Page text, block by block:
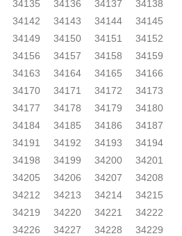
34135 34136 34137
34138
34142 34143 34144
34145
34149 34150 34151
34152
34156 34157 34158
34159
34163 34164 34165
34166
34170 34171 34172
34173
34177 34178 34179
34180
34184 34185 34186
34187
34191 34192 34193
34194
34198 34199 34200
34201
34205 34206 34207
34208
34212 34213 34214
34215
34219 34220 34221
34222
34226 34227 34228
34229